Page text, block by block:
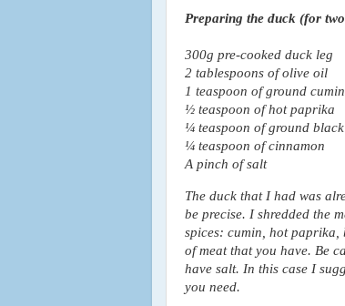
¼ teaspoon of cinnamon
A pinch of salt
The duck that I had was
be precise. I shredded the
spices: cumin, hot paprika,
of meat that you have. Be
have salt. In this case I